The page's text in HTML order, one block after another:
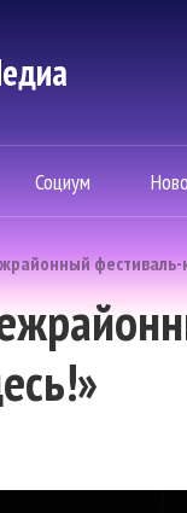
Социум
фестиваль-